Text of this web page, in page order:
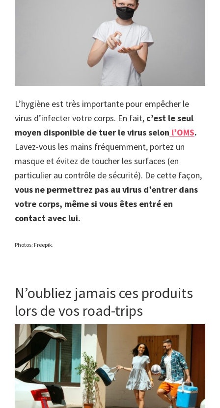
L’hygiène est très importante pour empêcher le
virus d’infecter votre corps. En fait, c’est le seul
moyen disponible de tuer le virus selon l’OMS.
Lavez-vous les mains fréquemment, portez un
masque et évitez de toucher les surfaces (en
particulier au contrôle de sécurité). De cette façon,
vous ne permettrez pas au virus d’entrer dans
votre corps, même si vous êtes entré en
contact avec lui.
Photos: Freepik.
N’oubliez jamais ces produits
lors de vos road-trips